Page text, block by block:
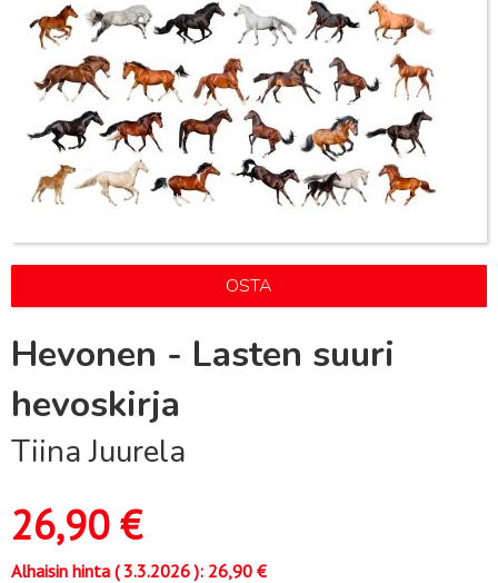
OSTA
Hevonen - Lasten suuri
hevoskirja
Tiina Juurela
26,90€
Alhaisin hinta (3.3.2026): 26,90 €